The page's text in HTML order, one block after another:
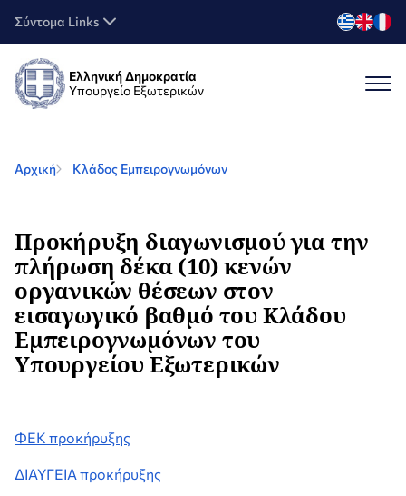
Σύντομα Links
Ελληνική Δημοκρατία
Υπουργείο Εξωτερικών
Αρχική Κλάδος Εμπειρογνωμόνων
Προκήρυξη διαγωνισμού για την
πλήρωση δέκα (10) κενών
οργανικών θέσεων στον
εισαγωγικό βαθμό του Κλάδου
Εμπειρογνωμόνων του
Υπουργείου Εξωτερικών
ΦΕΚ προκήρυξης
ΔΙΑΥΓΕΙΑ προκήρυξης